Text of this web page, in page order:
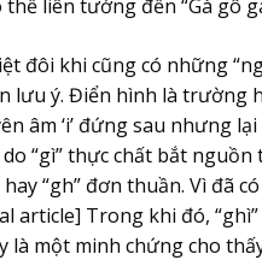
thể liên tưởng đến “Gà gô
đôi khi cũng có những
lưu ý. Điển hình là trường
âm ‘i’ đứng sau nhưng
“gì” thực chất bắt nguồn
“gh” đơn thuần. Vì đã
article] Trong khi đó, “ghì”
là một minh chứng cho